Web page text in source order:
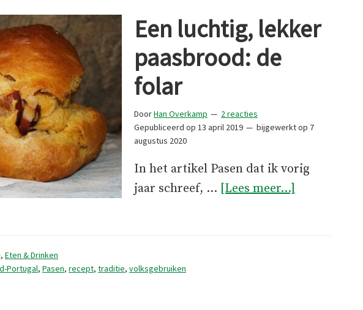
Een luchtig, lekker
paasbrood: de
folar
DoorHan Overkamp
2 reacties
Gepubliceerd op 13 april 2019 bijgewerkt op 7
augustus 2020
In het artikel Pasen dat ik vorig
jaar schreef, … [Lees meer...]
, Eten & Drinken
Portugal, Pasen, recept, traditie, volksgebruiken